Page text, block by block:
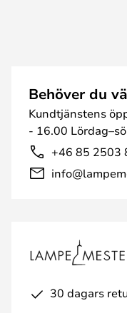
Behöver du
Kundtjänstens
- 16.00
+46 85 2503
30 dagars